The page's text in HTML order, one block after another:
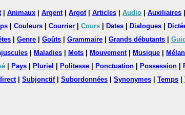
| Animaux Argent| Argot| Articles Audio Auxiliaires
Couleurs Courrier Cours Dates Dialogues
Genre Goûts Grammaire Grands débutants
Maladies Mots Mouvement| Musique
Pays Pluriel Politesse Ponctuation Possession
| Subjonctif| Subordonnées Synonymes Temps